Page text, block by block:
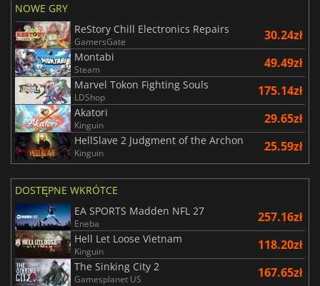
NOWE GRY
ReStory Chill Electronics Repairs
GamersGate 30.24zł
Montabi
Steam 49.49zł
Marvel Tokon Fighting Souls
LDShop 175.14zł
Akatori
Kinguin 29.65zł
HellSlave 2 Judgment of the Archon
Kinguin 25.59zł
DOSTĘPNE WKRÓTCE
EA SPORTS Madden NFL 27
Eneba 257.16zł
Hell Let Loose Vietnam
Kinguin 118.20zł
The Sinking City 2
Gamesplanet US 167.65zł